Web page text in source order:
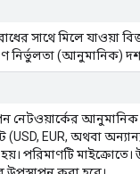
সাথে মিলে যাওয়া
নির্ভুলতা (আনুমানিক)
নেটওয়ার্কের
(USD, EUR, অথবা
হয়। পরিমাণটি